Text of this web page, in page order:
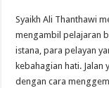
Syaikh Ali Thanthawi
mengambil pelajaran
istana, para pelayan
kebahagian hati. Jalan
dengan cara